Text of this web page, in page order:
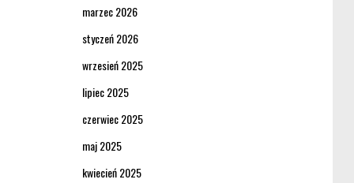
marzec 2026
styczeń 2026
wrzesień 2025
lipiec 2025
czerwiec 2025
maj 2025
kwiecień 2025